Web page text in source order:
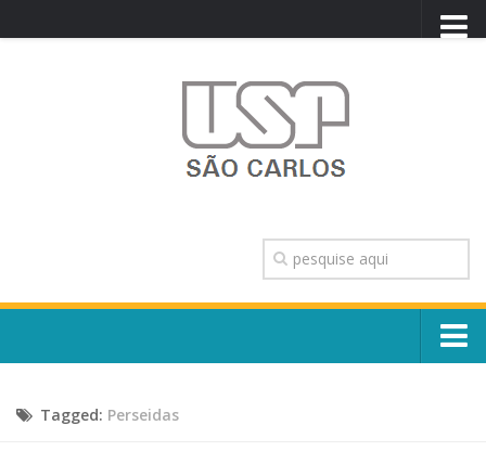
TRANSPARÊNCIA
OUVIDORIA
CONTATO
Escola, Institutos e Órgãos
Tagged: Perseidas